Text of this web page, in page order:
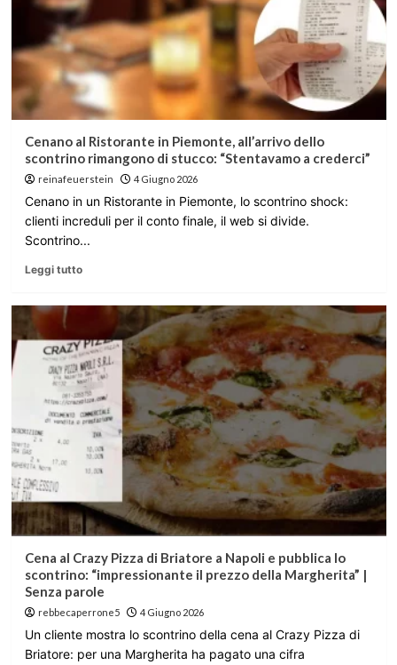
Cenano al Ristorante in Piemonte, all’arrivo dello
scontrino rimangono di stucco: “Stentavamo a crederci”
reinafeuerstein 4 Giugno 2026
Cenano in un Ristorante in Piemonte, lo scontrino shock:
clienti increduli per il conto finale, il web si divide.
Scontrino...
Leggi tutto
Cena al Crazy Pizza di Briatore a Napoli e pubblica lo
scontrino: “impressionante il prezzo della Margherita” |
Senza parole
rebbecaperrone5 4 Giugno 2026
Un cliente mostra lo scontrino della cena al Crazy Pizza di
Briatore: per una Margherita ha pagato una cifra